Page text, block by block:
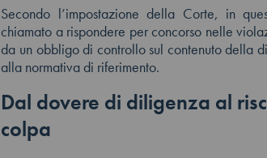
Secondo l’impostazione della Corte, in
chiamato a rispondere per concorso nelle
da un obbligo di controllo sul contenuto della
alla normativa di riferimento.
Dal dovere di diligenza al
colpa